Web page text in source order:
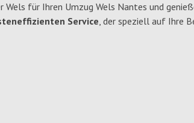
Wels für Ihren Umzug Wels Nantes und
Service, der speziell auf Ihre